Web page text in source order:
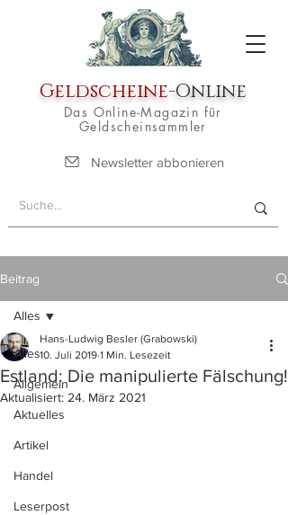
Geldscheine-Online
Das Online-Magazin für
Geldscheinsammler
Newsletter abbonieren
Beitrag
Alles
Allgemein
Aktuelles
Artikel
Handel
Leserpost
Alles
Estland: Die manipulierte Fälschung!
Hans-Ludwig Besler (Grabowski)
10. Juli 2019 1 Min. Lesezeit
Aktualisiert: 24. März 2021